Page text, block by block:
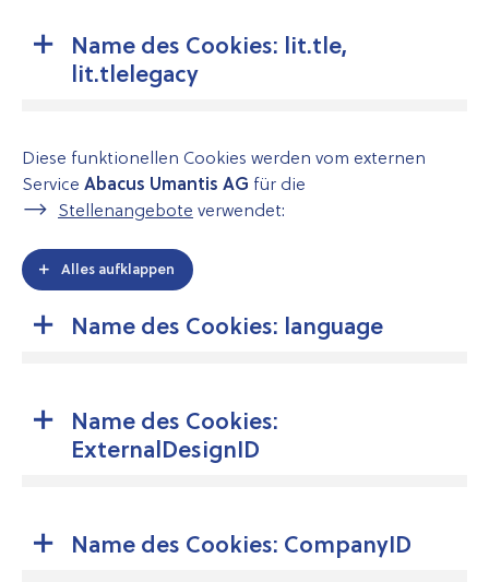
Name des Cookies: lit.tle,
lit.tlelegacy
Diese funktionellen Cookies werden vom externen
Service Abacus Umantis AG für die
Stellenangebote verwendet:
Alles aufklappen
Name des Cookies: language
Name des Cookies:
ExternalDesignID
Name des Cookies: CompanyID